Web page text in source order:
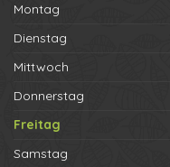
Montag
Dienstag
Mittwoch
Donnerstag
Freitag
Samstag